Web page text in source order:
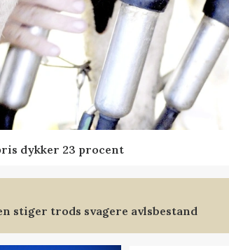
dykker 23 procent
stiger trods svagere avlsbestand